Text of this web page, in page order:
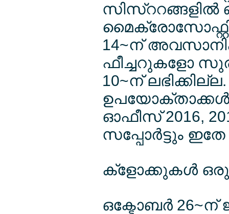
സിസ്ററങ്ങളില്‍
14~ന്
ഫീച്ചറുകളോ
10~ന്
ഉപയോക്താക്കള്‍
ഓഫീസ് 2016,
സപ്പോര്‍ട്ടും
ക്ളോക്കുകള്‍ ഒരു
ഒക്ടോബര്‍